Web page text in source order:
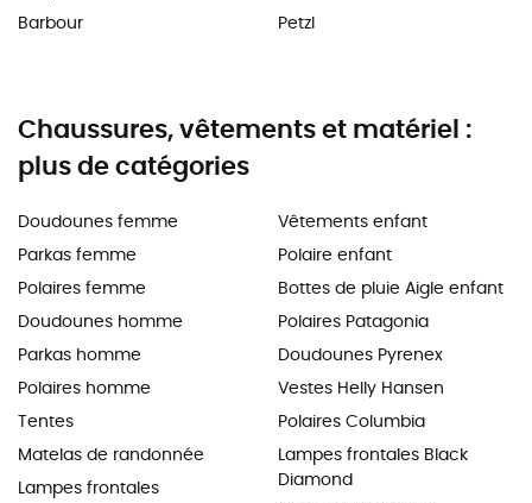
Barbour
Petzl
Chaussures, vêtements et matériel :
plus de catégories
Doudounes femme
Parkas femme
Polaires femme
Doudounes homme
Parkas homme
Polaires homme
Tentes
Matelas de randonnée
Lampes frontales
Vêtements enfant
Polaire enfant
Bottes de pluie Aigle enfant
Polaires Patagonia
Doudounes Pyrenex
Vestes Helly Hansen
Polaires Columbia
Lampes frontales Black
Diamond